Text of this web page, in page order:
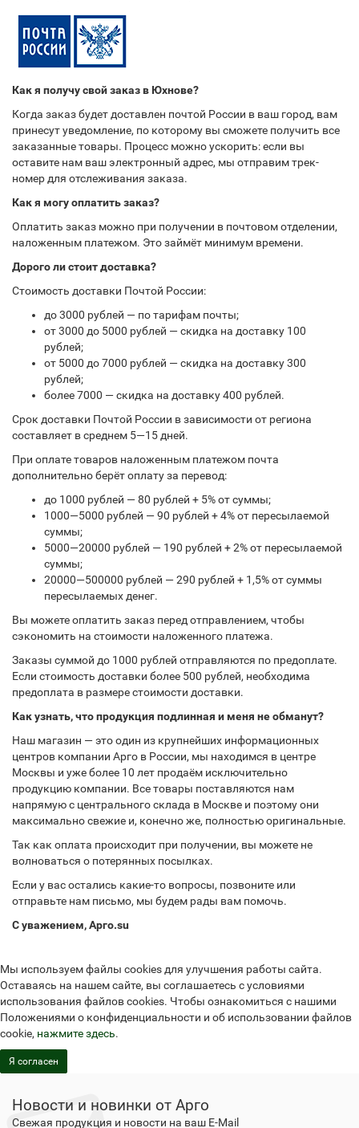
Как я получу свой заказ в Юхнове?
Когда заказ будет доставлен почтой России в ваш город, вам
принесут уведомление, по которому вы сможете получить все
заказанные товары. Процесс можно ускорить: если вы
оставите нам ваш электронный адрес, мы отправим трек-
номер для отслеживания заказа.
Как я могу оплатить заказ?
Оплатить заказ можно при получении в почтовом отделении,
наложенным платежом. Это займёт минимум времени.
Дорого ли стоит доставка?
Стоимость доставки Почтой России:
до 3000 рублей — по тарифам почты;
от 3000 до 5000 рублей — скидка на доставку 100
рублей;
от 5000 до 7000 рублей — скидка на доставку 300
рублей;
более 7000 — скидка на доставку 400 рублей.
Срок доставки Почтой России в зависимости от региона
составляет в среднем 5—15 дней.
При оплате товаров наложенным платежом почта
дополнительно берёт оплату за перевод:
до 1000 рублей — 80 рублей + 5% от суммы;
1000—5000 рублей — 90 рублей + 4% от пересылаемой
суммы;
5000—20000 рублей — 190 рублей + 2% от пересылаемой
суммы;
20000—500000 рублей — 290 рублей + 1,5% от суммы
пересылаемых денег.
Вы можете оплатить заказ перед отправлением, чтобы
сэкономить на стоимости наложенного платежа.
Заказы суммой до 1000 рублей отправляются по предоплате.
Если стоимость доставки более 500 рублей, необходима
предоплата в размере стоимости доставки.
Как узнать, что продукция подлинная и меня не обманут?
Наш магазин — это один из крупнейших информационных
центров компании Арго в России, мы находимся в центре
Москвы и уже более 10 лет продаём исключительно
продукцию компании. Все товары поставляются нам
напрямую с центрального склада в Москве и поэтому они
максимально свежие и, конечно же, полностью оригинальные.
Так как оплата происходит при получении, вы можете не
волноваться о потерянных посылках.
Если у вас остались какие-то вопросы, позвоните или
отправьте нам письмо, мы будем рады вам помочь.
С уважением, Арго.su
Мы используем файлы cookies для улучшения работы сайта.
Оставаясь на нашем сайте, вы соглашаетесь с условиями
использования файлов cookies. Чтобы ознакомиться с нашими
Положениями о конфиденциальности и об использовании файлов
cookie, нажмите здесь.
Я согласен
Новости и новинки от Арго
Свежая продукция и новости на ваш E-Mail